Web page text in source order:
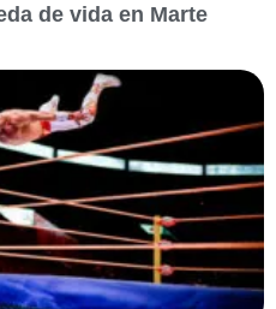
de vida en Marte